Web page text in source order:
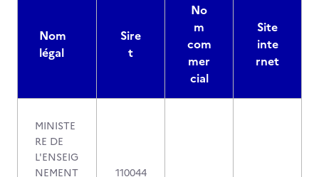
Nom
légal
Sire
t
No
m
com
mer
cial
Site
inte
rnet
MINISTE
RE DE
L'ENSEIG
NEMENT
110044